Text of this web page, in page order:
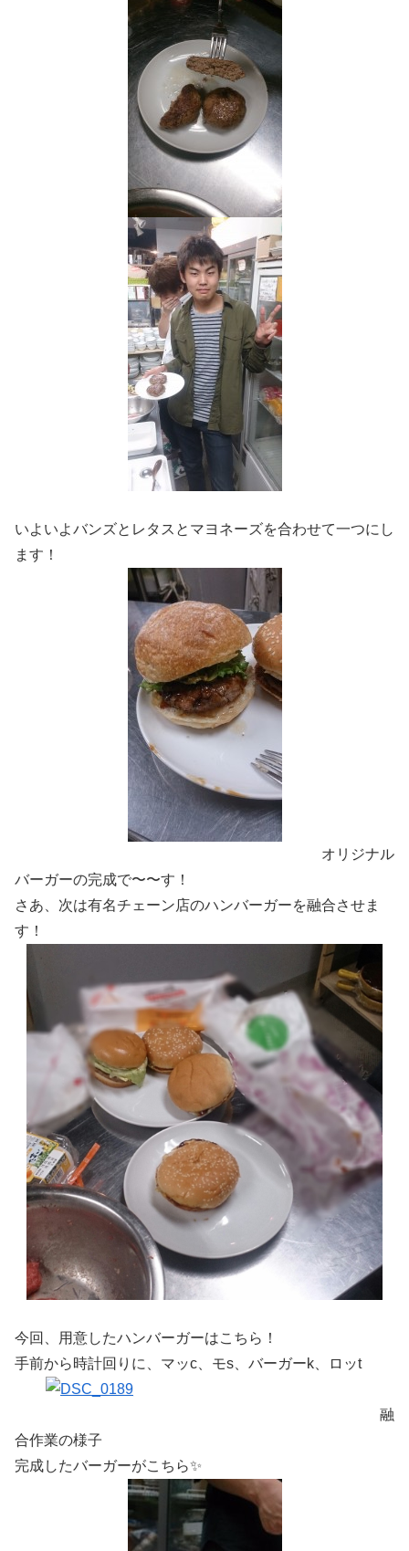
いよいよバンズとレタスとマヨネーズを合わせて一つにし
ます！
オリジナル
バーガーの完成で〜〜す！
さあ、次は有名チェーン店のハンバーガーを融合させま
す！
今回、用意したハンバーガーはこちら！
手前から時計回りに、マッc、モs、バーガーk、ロッt
融
合作業の様子
完成したバーガーがこちら✨